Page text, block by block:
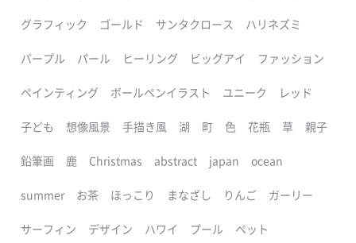
グラフィック ゴールド サンタクロース ハリネズミ
パープル パール ヒーリング ビッグアイ ファッション
ペインティング ボールペンイラスト ユニーク レッド
子ども 想像風景 手描き風 湖 町 色 花瓶 草 親子
鉛筆画 鹿 Christmas abstract japan ocean
summer お茶 ほっこり まなざし りんご ガーリー
サーフィン デザイン ハワイ プール ペット